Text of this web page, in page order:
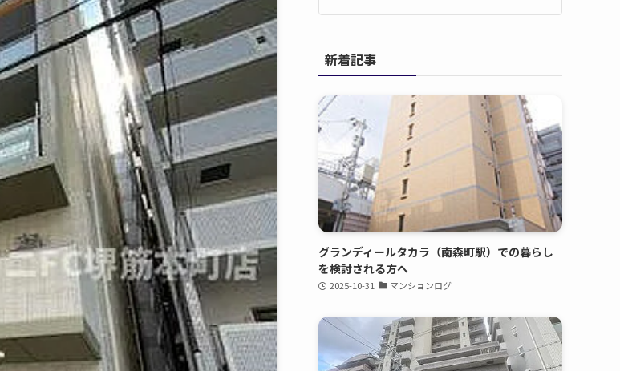
新着記事
グランディールタカラ（南森町駅）での暮らし
を検討される方へ
2025-10-31 マンションログ